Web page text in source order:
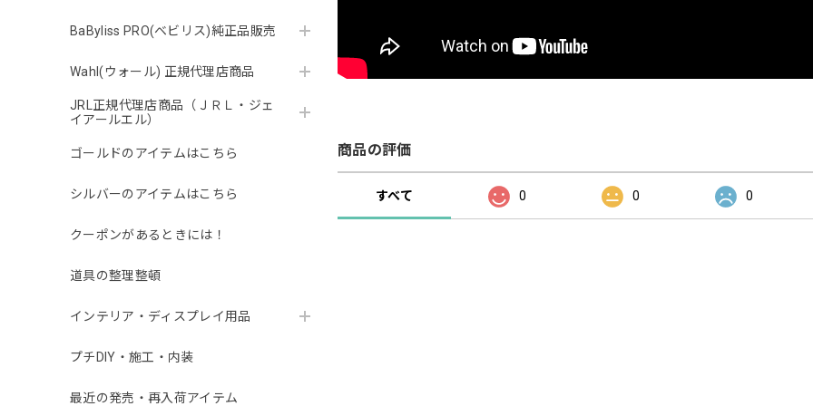
BaByliss PRO(ベビリス)純正品販売
Wahl(ウォール) 正規代理店商品
JRL正規代理店商品（ＪＲＬ・ジェ
イアールエル）
ゴールドのアイテムはこちら
シルバーのアイテムはこちら
クーポンがあるときには！
道具の整理整頓
インテリア・ディスプレイ用品
プチDIY・施工・内装
最近の発売・再入荷アイテム
商品の評価
すべて 0 0 0